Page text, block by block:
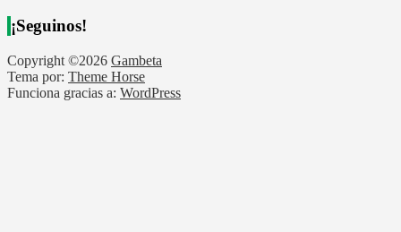
¡Seguinos!
Copyright ©2026 Gambeta
Tema por: Theme Horse
Funciona gracias a: WordPress